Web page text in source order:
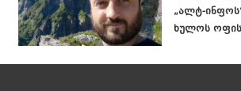
„ალტ-
ხულოს